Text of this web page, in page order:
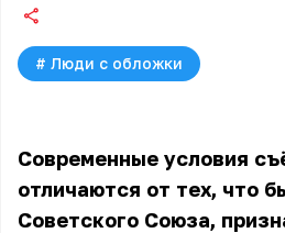
# Люди с обложки
Современные условия
отличаются от тех, что
Советского Союза,